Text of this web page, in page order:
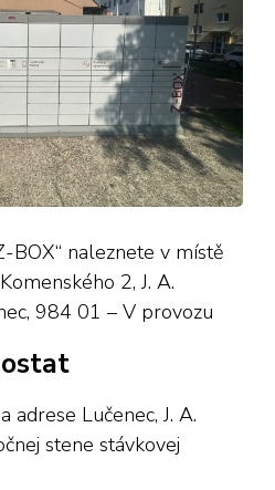
BOX“ naleznete v místě
2, J. A.
984 01 – V provozu
adrese Lučenec, J. A.
stene stávkovej